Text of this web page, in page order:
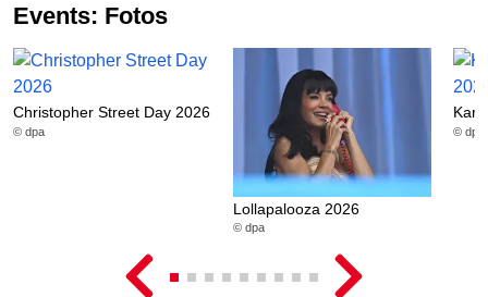
Events: Fotos
Christopher Street Day 2026
© dpa
Lollapalooza 2026
© dpa
© dpa